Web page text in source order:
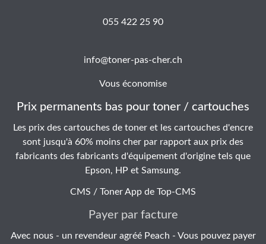
055 422 25 90
info@toner-pas-cher.ch
Vous économise
Prix permanents bas pour toner / cartouches
Les prix des cartouches de toner et les cartouches d'encre
sont jusqu'à 60% moins cher par rapport aux prix des
fabricants des fabricants d'équipement d'origine tels que
Epson, HP et Samsung.
CMS / Toner App de Top-CMS
Payer par facture
Avec nous - un revendeur agréé Peach - Vous pouvez payer